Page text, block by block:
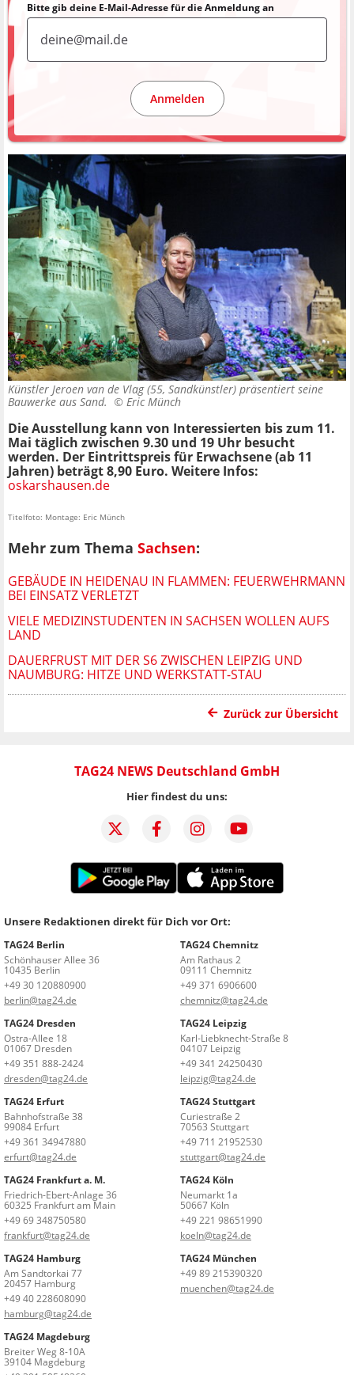
Bitte gib deine E-Mail-Adresse für die Anmeldung an
Anmelden
Künstler Jeroen van de Vlag (55, Sandkünstler) präsentiert seine
Bauwerke aus Sand. © Eric Münch
Die Ausstellung kann von Interessierten bis zum 11.
Mai täglich zwischen 9.30 und 19 Uhr besucht
werden. Der Eintrittspreis für Erwachsene (ab 11
Jahren) beträgt 8,90 Euro. Weitere Infos:
oskarshausen.de
Titelfoto: Montage: Eric Münch
Mehr zum Thema Sachsen:
GEBÄUDE IN HEIDENAU IN FLAMMEN: FEUERWEHRMANN
BEI EINSATZ VERLETZT
VIELE MEDIZINSTUDENTEN IN SACHSEN WOLLEN AUFS
LAND
DAUERFRUST MIT DER S6 ZWISCHEN LEIPZIG UND
NAUMBURG: HITZE UND WERKSTATT-STAU
Zurück zur Übersicht
TAG24 NEWS Deutschland GmbH
Hier findest du uns:
Unsere Redaktionen direkt für Dich vor Ort:
TAG24 Berlin
Schönhauser Allee 36
10435 Berlin
+49 30 120880900
berlin@tag24.de
TAG24 Chemnitz
Am Rathaus 2
09111 Chemnitz
+49 371 6906600
chemnitz@tag24.de
TAG24 Dresden
Ostra-Allee 18
01067 Dresden
+49 351 888-2424
dresden@tag24.de
TAG24 Leipzig
Karl-Liebknecht-Straße 8
04107 Leipzig
+49 341 24250430
leipzig@tag24.de
TAG24 Erfurt
Bahnhofstraße 38
99084 Erfurt
+49 361 34947880
erfurt@tag24.de
TAG24 Stuttgart
Curiestraße 2
70563 Stuttgart
+49 711 21952530
stuttgart@tag24.de
TAG24 Frankfurt a. M.
Friedrich-Ebert-Anlage 36
60325 Frankfurt am Main
+49 69 348750580
frankfurt@tag24.de
TAG24 Köln
Neumarkt 1a
50667 Köln
+49 221 98651990
koeln@tag24.de
TAG24 Hamburg
Am Sandtorkai 77
20457 Hamburg
+49 40 228608090
hamburg@tag24.de
TAG24 München
+49 89 215390320
muenchen@tag24.de
TAG24 Magdeburg
Breiter Weg 8-10A
39104 Magdeburg